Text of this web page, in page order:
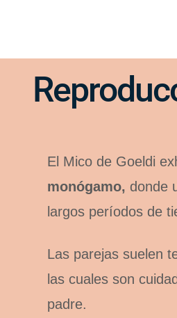
El Mico de Goeldi
monógamo, donde
largos períodos de
Las parejas suelen
las cuales son
padre.